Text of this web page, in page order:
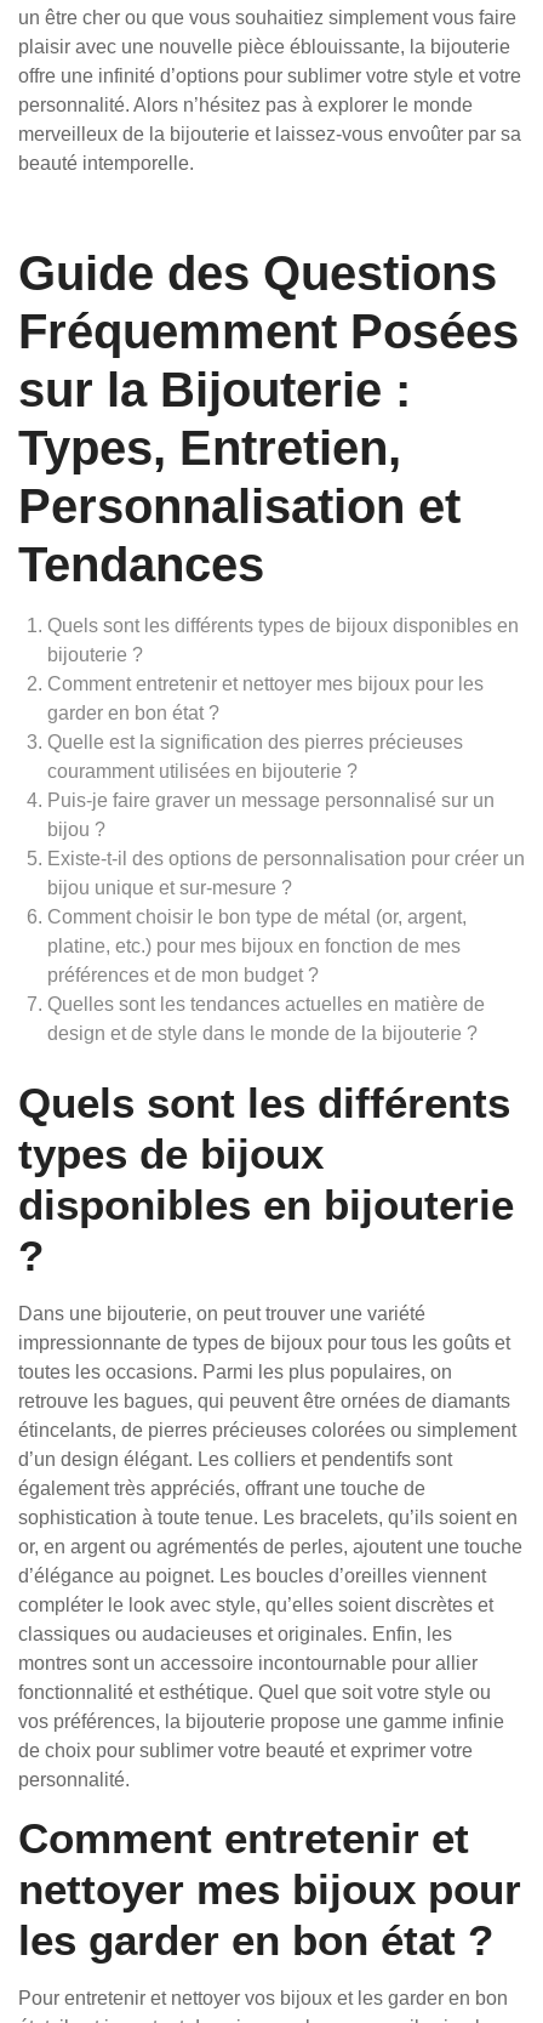
un être cher ou que vous souhaitiez simplement vous faire
plaisir avec une nouvelle pièce éblouissante, la bijouterie
offre une infinité d’options pour sublimer votre style et votre
personnalité. Alors n’hésitez pas à explorer le monde
merveilleux de la bijouterie et laissez-vous envoûter par sa
beauté intemporelle.
Guide des Questions
Fréquemment Posées
sur la Bijouterie :
Types, Entretien,
Personnalisation et
Tendances
Quels sont les différents types de bijoux disponibles en
bijouterie ?
Comment entretenir et nettoyer mes bijoux pour les
garder en bon état ?
Quelle est la signification des pierres précieuses
couramment utilisées en bijouterie ?
Puis-je faire graver un message personnalisé sur un
bijou ?
Existe-t-il des options de personnalisation pour créer un
bijou unique et sur-mesure ?
Comment choisir le bon type de métal (or, argent,
platine, etc.) pour mes bijoux en fonction de mes
préférences et de mon budget ?
Quelles sont les tendances actuelles en matière de
design et de style dans le monde de la bijouterie ?
Quels sont les différents
types de bijoux
disponibles en bijouterie
?
Dans une bijouterie, on peut trouver une variété
impressionnante de types de bijoux pour tous les goûts et
toutes les occasions. Parmi les plus populaires, on
retrouve les bagues, qui peuvent être ornées de diamants
étincelants, de pierres précieuses colorées ou simplement
d’un design élégant. Les colliers et pendentifs sont
également très appréciés, offrant une touche de
sophistication à toute tenue. Les bracelets, qu’ils soient en
or, en argent ou agrémentés de perles, ajoutent une touche
d’élégance au poignet. Les boucles d’oreilles viennent
compléter le look avec style, qu’elles soient discrètes et
classiques ou audacieuses et originales. Enfin, les
montres sont un accessoire incontournable pour allier
fonctionnalité et esthétique. Quel que soit votre style ou
vos préférences, la bijouterie propose une gamme infinie
de choix pour sublimer votre beauté et exprimer votre
personnalité.
Comment entretenir et
nettoyer mes bijoux pour
les garder en bon état ?
Pour entretenir et nettoyer vos bijoux et les garder en bon